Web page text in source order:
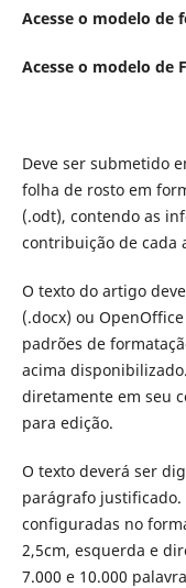
Acesse o modelo de
Acesse o modelo de
Deve ser submetido
folha de rosto em
(.odt), contendo as
contribuição de cada
O texto do artigo
(.docx) ou
padrões de
acima
diretamente em seu
para edição.
O texto deverá ser
parágrafo justificado.
configuradas no
2,5cm, esquerda e
7.000 e 10.000